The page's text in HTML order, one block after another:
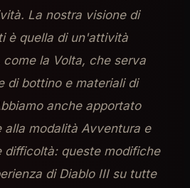
La nostra visione di
è quella di un'attività
la Volta, che serva
di bottino e materiali di
anche apportato
alla modalità Avventura e
difficoltà: queste modifiche
di Diablo III su tutte